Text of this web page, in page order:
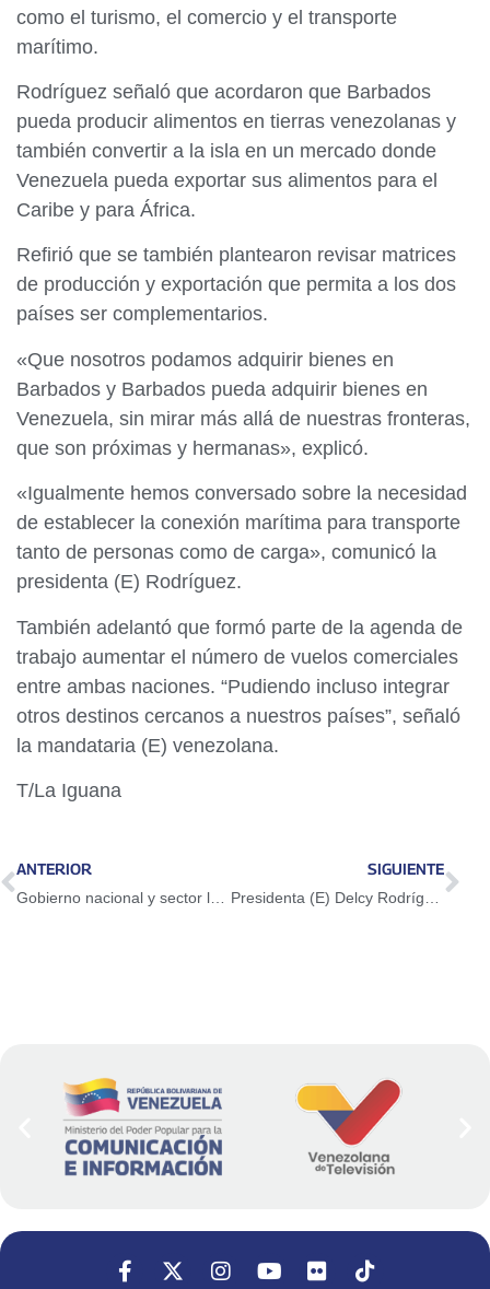
como el turismo, el comercio y el transporte
marítimo.
Rodríguez señaló que acordaron que Barbados
pueda producir alimentos en tierras venezolanas y
también convertir a la isla en un mercado donde
Venezuela pueda exportar sus alimentos para el
Caribe y para África.
Refirió que se también plantearon revisar matrices
de producción y exportación que permita a los dos
países ser complementarios.
«Que nosotros podamos adquirir bienes en
Barbados y Barbados pueda adquirir bienes en
Venezuela, sin mirar más allá de nuestras fronteras,
que son próximas y hermanas», explicó.
«Igualmente hemos conversado sobre la necesidad
de establecer la conexión marítima para transporte
tanto de personas como de carga», comunicó la
presidenta (E) Rodríguez.
También adelantó que formó parte de la agenda de
trabajo aumentar el número de vuelos comerciales
entre ambas naciones. “Pudiendo incluso integrar
otros destinos cercanos a nuestros países”, señaló
la mandataria (E) venezolana.
T/La Iguana
ANTERIOR
Gobierno nacional y sector lácteo consolidan alianza estratégica para potenciar la soberanía alimentaria
SIGUIENTE
Presidenta (E) Delcy Rodríguez acuerda con Barbados revisar las matrices de producción y exportación